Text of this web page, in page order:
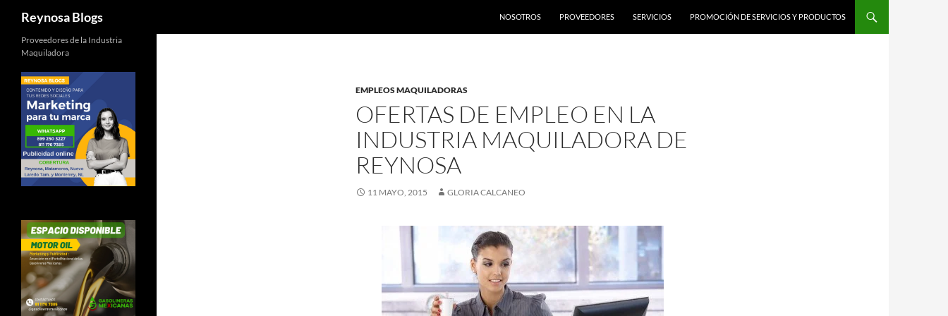
Reynosa Blogs
NOSOTROS
PROVEEDORES SERVICIOS PROMOCIÓN DE SERVICIOS Y PRODUCTOS
EMPLEOS MAQUILADORAS
OFERTAS DE EMPLEO EN LA
INDUSTRIA MAQUILADORA DE
REYNOSA
11 MAYO, 2015 GLORIA CALCANEO
Proveedores de la Industria
Maquiladora